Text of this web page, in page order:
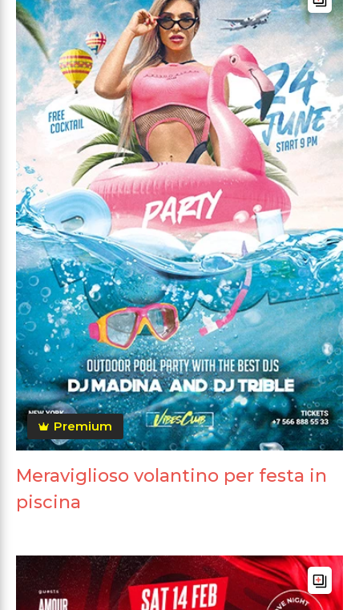
Premium
Meraviglioso volantino per festa in
piscina